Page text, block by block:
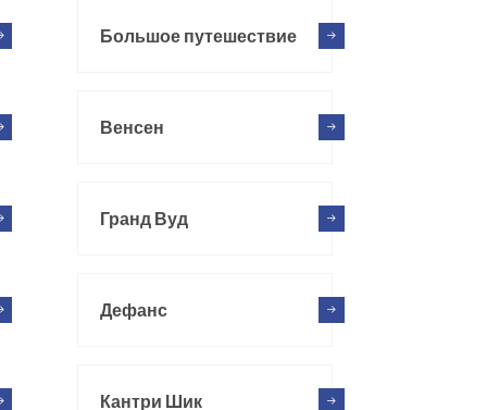
Большое путешествие
Венсен
Гранд Вуд
Дефанс
Кантри Шик